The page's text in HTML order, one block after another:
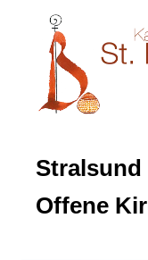
Offene